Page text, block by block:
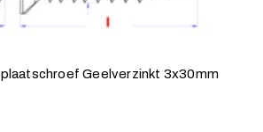
Geelverzinkt 3x30mm